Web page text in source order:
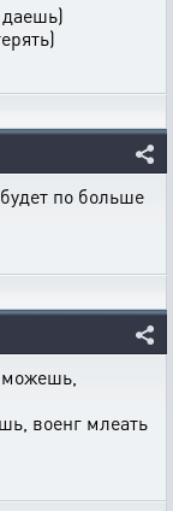
даешь)
по больше
можешь,
военг млеать